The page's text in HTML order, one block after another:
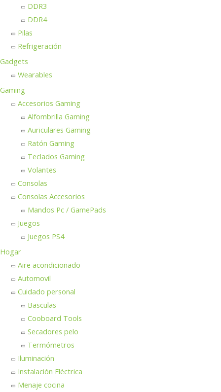
DDR3
DDR4
Pilas
Refrigeración
Gadgets
Wearables
Gaming
Accesorios Gaming
Alfombrilla Gaming
Auriculares Gaming
Ratón Gaming
Teclados Gaming
Volantes
Consolas
Consolas Accesorios
Mandos Pc / GamePads
Juegos
Juegos PS4
Hogar
Aire acondicionado
Automovil
Cuidado personal
Basculas
Cooboard Tools
Secadores pelo
Termómetros
Iluminación
Instalación Eléctrica
Menaje cocina